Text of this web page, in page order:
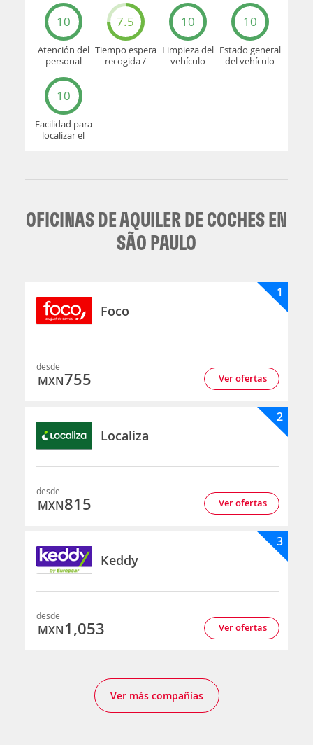
10
Atención del
personal
7.5
Tiempo espera
recogida /
10
Limpieza del
vehículo
10
Estado general
del vehículo
10
Facilidad para
localizar el
OFICINAS DE AQUILER DE COCHES EN
SÃO PAULO
Foco
1
desde
MXN755 Ver ofertas
Localiza
2
desde
MXN815 Ver ofertas
Keddy
3
desde
MXN1,053 Ver ofertas
Ver más compañías